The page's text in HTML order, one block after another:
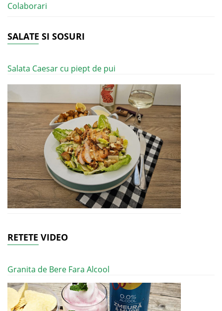
Colaborari
SALATE SI SOSURI
Salata Caesar cu piept de pui
RETETE VIDEO
Granita de Bere Fara Alcool